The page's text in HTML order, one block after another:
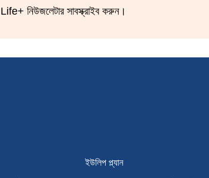
Life+ নিউজলেটার সাবস্ক্রাইব করুন।
ইউলিপ প্ল্যান